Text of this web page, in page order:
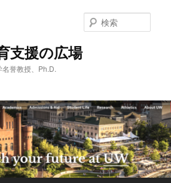
支援の広場
誉教授、Ph.D.
索